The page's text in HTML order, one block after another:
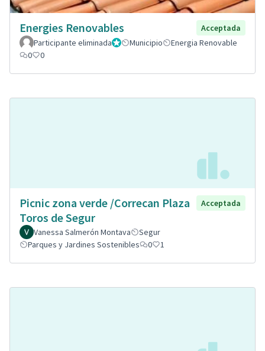
Energies Renovables
Acceptada
Participante eliminadaAdministrador
Municipio
Energia Renovable
0
0
Picnic zona verde /Correcan Plaza
Toros de Segur
Acceptada
Vanessa Salmerón Montava
Segur
Parques y Jardines Sostenibles
0 1